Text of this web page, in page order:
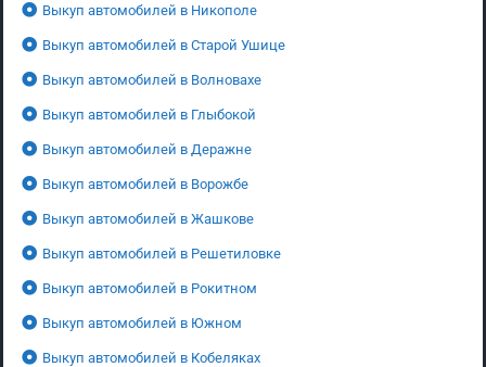
Выкуп автомобилей в Никополе
Выкуп автомобилей в Старой Ушице
Выкуп автомобилей в Волновахе
Выкуп автомобилей в Глыбокой
Выкуп автомобилей в Деражне
Выкуп автомобилей в Ворожбе
Выкуп автомобилей в Жашкове
Выкуп автомобилей в Решетиловке
Выкуп автомобилей в Рокитном
Выкуп автомобилей в Южном
Выкуп автомобилей в Кобеляках